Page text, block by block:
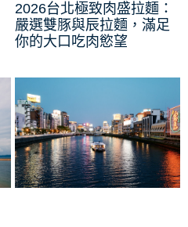
2026台北極致肉盛拉麵：
嚴選雙豚與辰拉麵，滿足
你的大口吃肉慾望